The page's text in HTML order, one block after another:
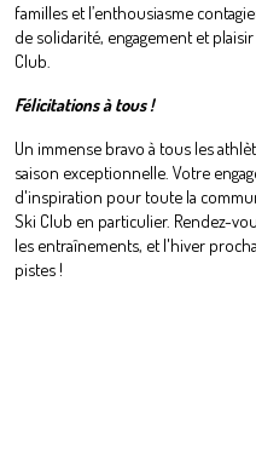
familles et l’enthousiasme
de solidarité, engagement et
Club.
Félicitations à tous !
Un immense bravo à tous les
saison exceptionnelle. Votre
d'inspiration pour toute la
Ski Club en particulier. Rendez-
les entraînements, et l'hiver
pistes !